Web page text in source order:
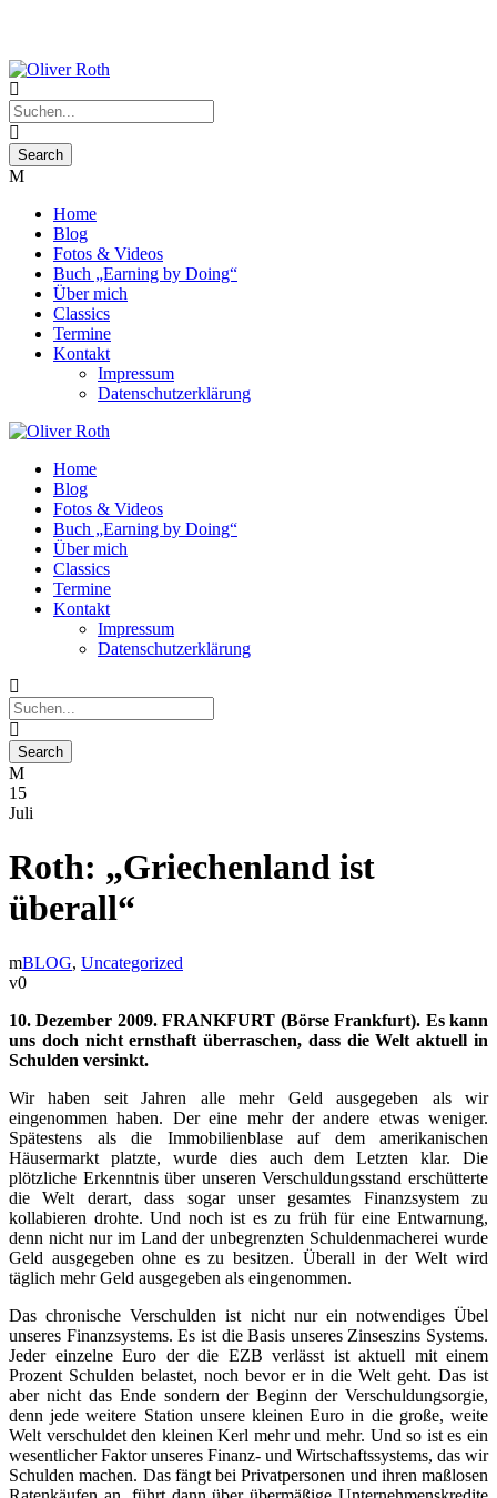
Home
Blog
Fotos & Videos
Buch „Earning by Doing“
Über mich
Classics
Termine
Kontakt
Impressum
Datenschutzerklärung
Home
Blog
Fotos & Videos
Buch „Earning by Doing“
Über mich
Classics
Termine
Kontakt
Impressum
Datenschutzerklärung
15
Juli
Roth: „Griechenland ist
überall“
BLOG, Uncategorized
0
10. Dezember 2009. FRANKFURT (Börse Frankfurt). Es kann
uns doch nicht ernsthaft überraschen, dass die Welt aktuell in
Schulden versinkt.
Wir haben seit Jahren alle mehr Geld ausgegeben als wir
eingenommen haben. Der eine mehr der andere etwas weniger.
Spätestens als die Immobilienblase auf dem amerikanischen
Häusermarkt platzte, wurde dies auch dem Letzten klar. Die
plötzliche Erkenntnis über unseren Verschuldungsstand erschütterte
die Welt derart, dass sogar unser gesamtes Finanzsystem zu
kollabieren drohte. Und noch ist es zu früh für eine Entwarnung,
denn nicht nur im Land der unbegrenzten Schuldenmacherei wurde
Geld ausgegeben ohne es zu besitzen. Überall in der Welt wird
täglich mehr Geld ausgegeben als eingenommen.
Das chronische Verschulden ist nicht nur ein notwendiges Übel
unseres Finanzsystems. Es ist die Basis unseres Zinseszins Systems.
Jeder einzelne Euro der die EZB verlässt ist aktuell mit einem
Prozent Schulden belastet, noch bevor er in die Welt geht. Das ist
aber nicht das Ende sondern der Beginn der Verschuldungsorgie,
denn jede weitere Station unsere kleinen Euro in die große, weite
Welt verschuldet den kleinen Kerl mehr und mehr. Und so ist es ein
wesentlicher Faktor unseres Finanz- und Wirtschaftssystems, das wir
Schulden machen. Das fängt bei Privatpersonen und ihren maßlosen